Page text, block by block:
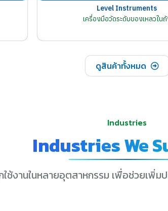
Level Instruments
เครื่องมือวัดระดับของเหลวใน
ดูสินค้าทั้งหมด
Industries
Industries We
ใช้งานในหลายอุตสาหกรรม เพื่อช่วยเพิ่